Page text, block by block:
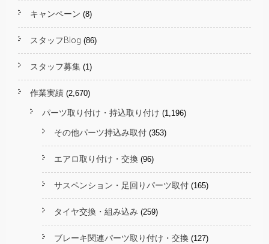
キャンペーン (8)
スタッフBlog (86)
スタッフ募集 (1)
作業実績 (2,670)
パーツ取り付け・持込取り付け (1,196)
その他パーツ持込み取付 (353)
エアロ取り付け・交換 (96)
サスペンション・足回りパーツ取付 (165)
タイヤ交換・組み込み (259)
ブレーキ関連パーツ取り付け・交換 (127)